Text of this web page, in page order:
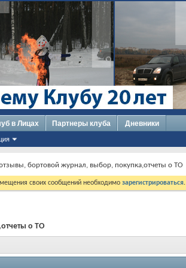
в Лицах Партнеры клуба Дневники
бортовой журнал, выбор, покупка,отчеты о ТО
своих сообщений необходимо зарегистрироваться
о ТО